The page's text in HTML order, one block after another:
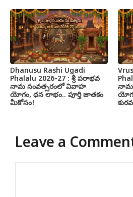
Dhanusu Rashi Ugadi
Phalalu 2026-27 : శ్రీ పరాభవ
నామ సంవత్సరంలో వివాహ
యోగం, ధన లాభం.. పూర్తి జాతకం
మీకోసం!
నామ
Leave a
Comment